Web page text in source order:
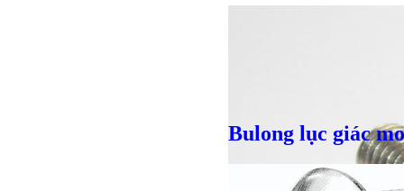
Bulong lục giác